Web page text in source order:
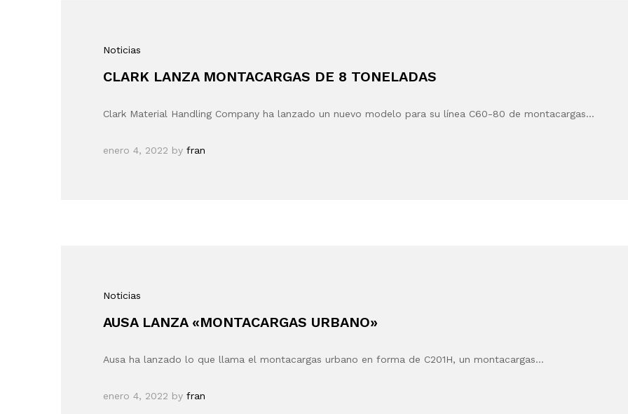
Noticias
CLARK LANZA MONTACARGAS DE 8 TONELADAS
Clark Material Handling Company ha lanzado un nuevo modelo para su línea C60-80 de montacargas…
enero 4, 2022 by fran
Noticias
AUSA LANZA «MONTACARGAS URBANO»
Ausa ha lanzado lo que llama el montacargas urbano en forma de C201H, un montacargas…
enero 4, 2022 by fran